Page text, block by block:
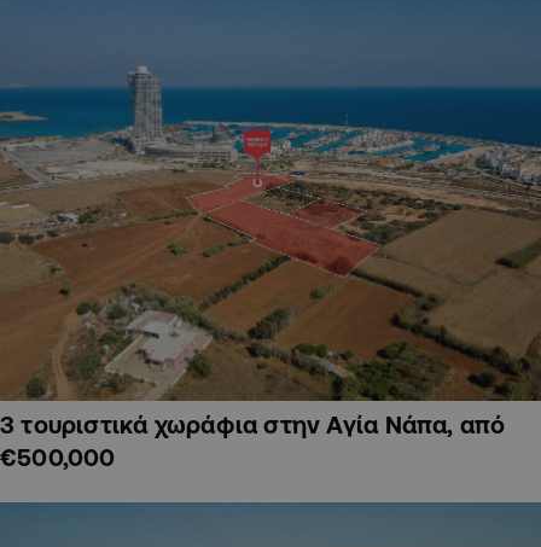
3 τουριστικά χωράφια στην Αγία Νάπα, από
€500,000